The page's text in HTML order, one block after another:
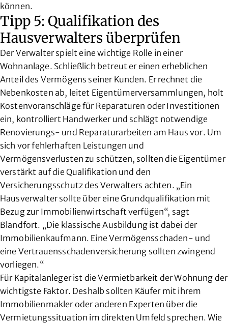
können.
Tipp 5: Qualifikation des
Hausverwalters überprüfen
Der Verwalter spielt eine wichtige Rolle in einer
Wohnanlage. Schließlich betreut er einen erheblichen
Anteil des Vermögens seiner Kunden. Er rechnet die
Nebenkosten ab, leitet Eigentümerversammlungen, holt
Kostenvoranschläge für Reparaturen oder Investitionen
ein, kontrolliert Handwerker und schlägt notwendige
Renovierungs- und Reparaturarbeiten am Haus vor. Um
sich vor fehlerhaften Leistungen und
Vermögensverlusten zu schützen, sollten die Eigentümer
verstärkt auf die Qualifikation und den
Versicherungsschutz des Verwalters achten. „Ein
Hausverwalter sollte über eine Grundqualifikation mit
Bezug zur Immobilienwirtschaft verfügen“, sagt
Blandfort. „Die klassische Ausbildung ist dabei der
Immobilienkaufmann. Eine Vermögensschaden- und
eine Vertrauensschadenversicherung sollten zwingend
vorliegen.“
Für Kapitalanleger ist die Vermietbarkeit der Wohnung der
wichtigste Faktor. Deshalb sollten Käufer mit ihrem
Immobilienmakler oder anderen Experten über die
Vermietungssituation im direkten Umfeld sprechen. Wie